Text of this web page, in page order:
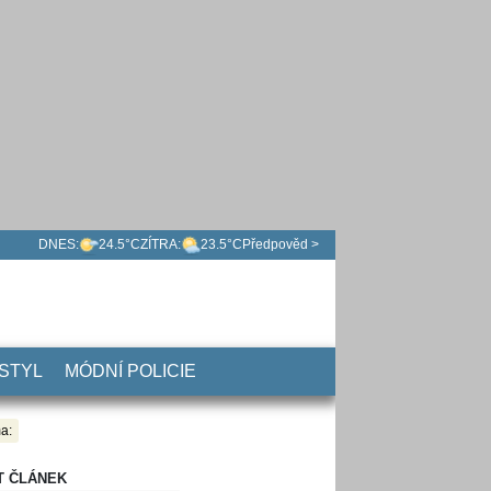
DNES: 24.5°CZÍTRA: 23.5°C Předpověd >
MÓDNÍ POLICIE
ČLÁNEK